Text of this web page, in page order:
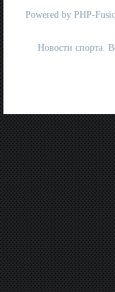
Powered by PHP-
Новости спорта.